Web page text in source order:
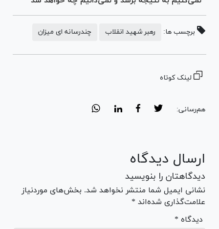
برچسب ها: رهبر شهید انقلاب چندرسانه ای میزان
لینک کوتاه
هم‌رسانی:
ارسال دیدگاه
دیدگاهتان را بنویسید
نشانی ایمیل شما منتشر نخواهد شد. بخش‌های موردنیاز
علامت‌گذاری شده‌اند *
* دیدگاه